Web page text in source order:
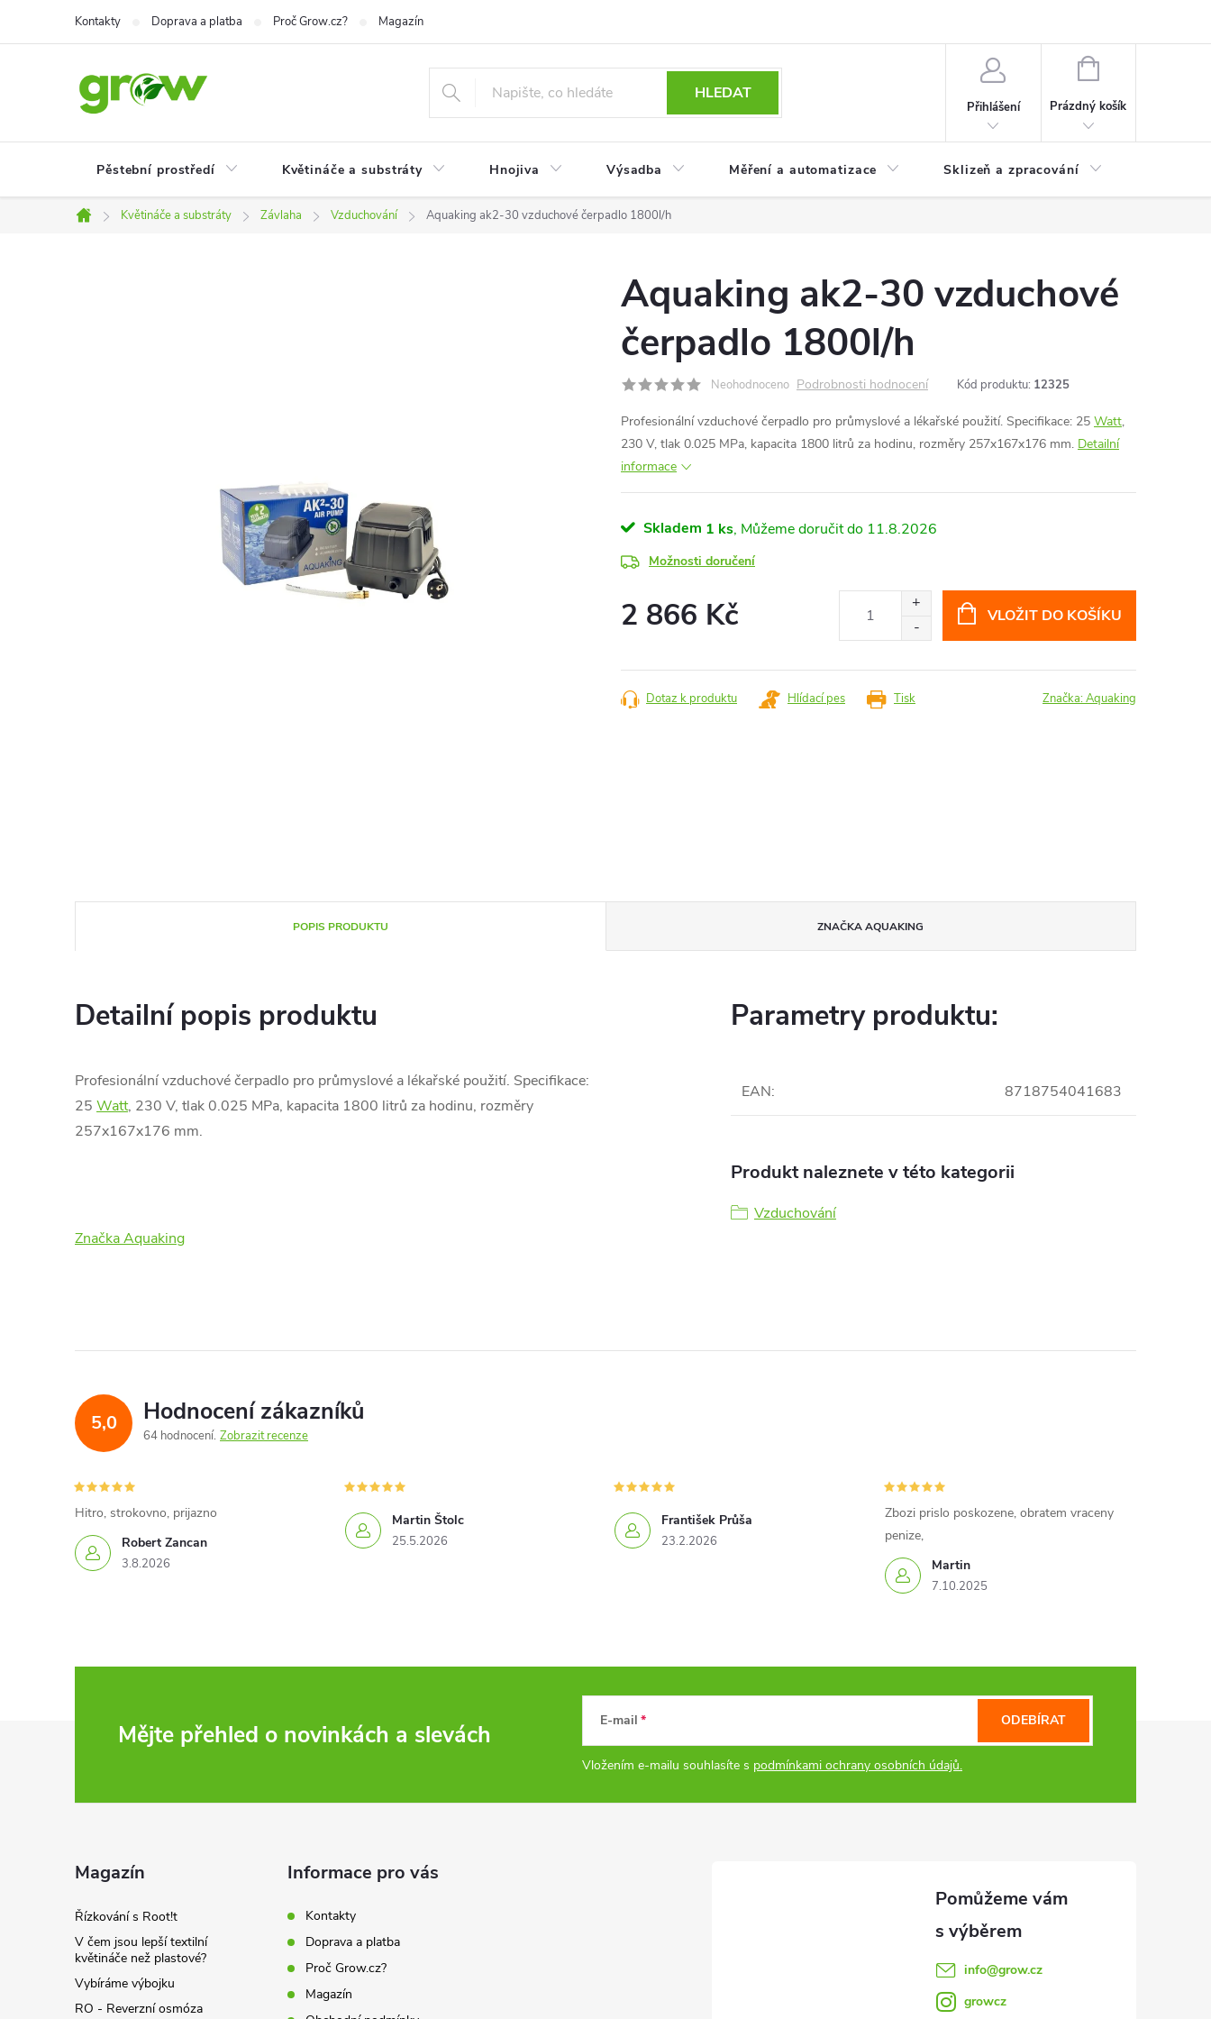
Kontakty Doprava a platba Proč Grow.cz? Magazín
HLEDAT
Přihlášení
NÁKUPNÍ
Prázdný košík
Pěstební prostředí Květináče a substráty Hnojiva Výsadba Měření a automatizace Sklizeň a zpracování
Domů
Květináče a substráty Závlaha Vzduchování Aquaking ak2-30 vzduchové čerpadlo 1800l/h
Aquaking ak2-30 vzduchové
čerpadlo 1800l/h
Neohodnoceno Podrobnosti hodnocení Kód produktu: 12325
Profesionální vzduchové čerpadlo pro průmyslové a lékařské použití. Specifikace: 25 Watt,
230 V, tlak 0.025 MPa, kapacita 1800 litrů za hodinu, rozměry 257x167x176 mm. Detailní
informace
Skladem 1 ks 11.8.2026
Možnosti doručení
2 866 Kč VLOŽIT DO KOŠÍKU
Tisk
Dotaz k produktu Hlídací pes Značka:Aquaking
POPIS PRODUKTU ZNAČKAAQUAKING
Detailní popis produktu
Profesionální vzduchové čerpadlo pro průmyslové a lékařské použití. Specifikace:
25 Watt, 230 V, tlak 0.025 MPa, kapacita 1800 litrů za hodinu, rozměry
257x167x176 mm.
Parametry produktu:
EAN: 8718754041683
Produkt naleznete v této kategorii
Vzduchování
Značka Aquaking
5,0 Hodnocení zákazníků
64 hodnocení Zobrazit recenze
Robert Zancan
3.8.2026
Hitro, strokovno, prijazno Martin Štolc
25.5.2026
František Průša
23.2.2026
Martin
7.10.2025
Zbozi prislo poskozene, obratem vraceny
penize,
Mějte přehled o novinkách a slevách E-mail
Vložením e-mailu souhlasíte s podmínkami ochrany osobních údajů.
ODEBÍRAT
Magazín
Řízkování s Root!t
V čem jsou lepší textilní
květináče než plastové?
Vybíráme výbojku
RO - Reverzní osmóza
Informace pro vás
Kontakty
Doprava a platba
Proč Grow.cz?
Magazín
info@grow.cz
growcz